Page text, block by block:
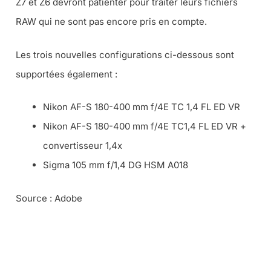
Z7 et Z6 devront patienter pour traiter leurs fichiers
RAW qui ne sont pas encore pris en compte.
Les trois nouvelles configurations ci-dessous sont
supportées également :
Nikon AF-S 180-400 mm f/4E TC 1,4 FL ED VR
Nikon AF-S 180-400 mm f/4E TC1,4 FL ED VR +
convertisseur 1,4x
Sigma 105 mm f/1,4 DG HSM A018
Source : Adobe